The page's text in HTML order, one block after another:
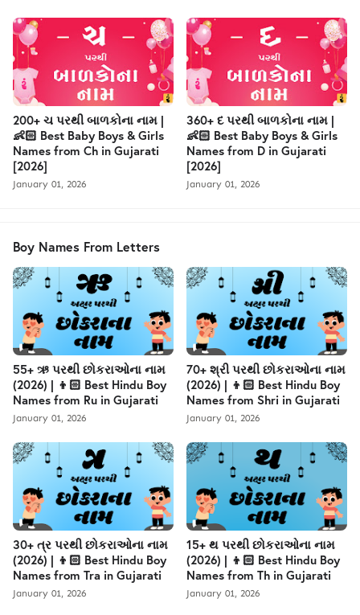
200+ ચ પરથી બાળકોના નામ |
👶🏻 Best Baby Boys & Girls
Names from Ch in Gujarati
[2026]
January 01, 2026
360+ દ પરથી બાળકોના નામ |
👶🏻 Best Baby Boys & Girls
Names from D in Gujarati
[2026]
January 01, 2026
Boy Names From Letters
55+ ઋ પરથી છોકરાઓના નામ
(2026) | 👦🏻 Best Hindu Boy
Names from Ru in Gujarati
January 01, 2026
70+ શ્રી પરથી છોકરાઓના નામ
(2026) | 👦🏻 Best Hindu Boy
Names from Shri in Gujarati
January 01, 2026
30+ ત્ર પરથી છોકરાઓના નામ
(2026) | 👦🏻 Best Hindu Boy
Names from Tra in Gujarati
January 01, 2026
15+ થ પરથી છોકરાઓના નામ
(2026) | 👦🏻 Best Hindu Boy
Names from Th in Gujarati
January 01, 2026